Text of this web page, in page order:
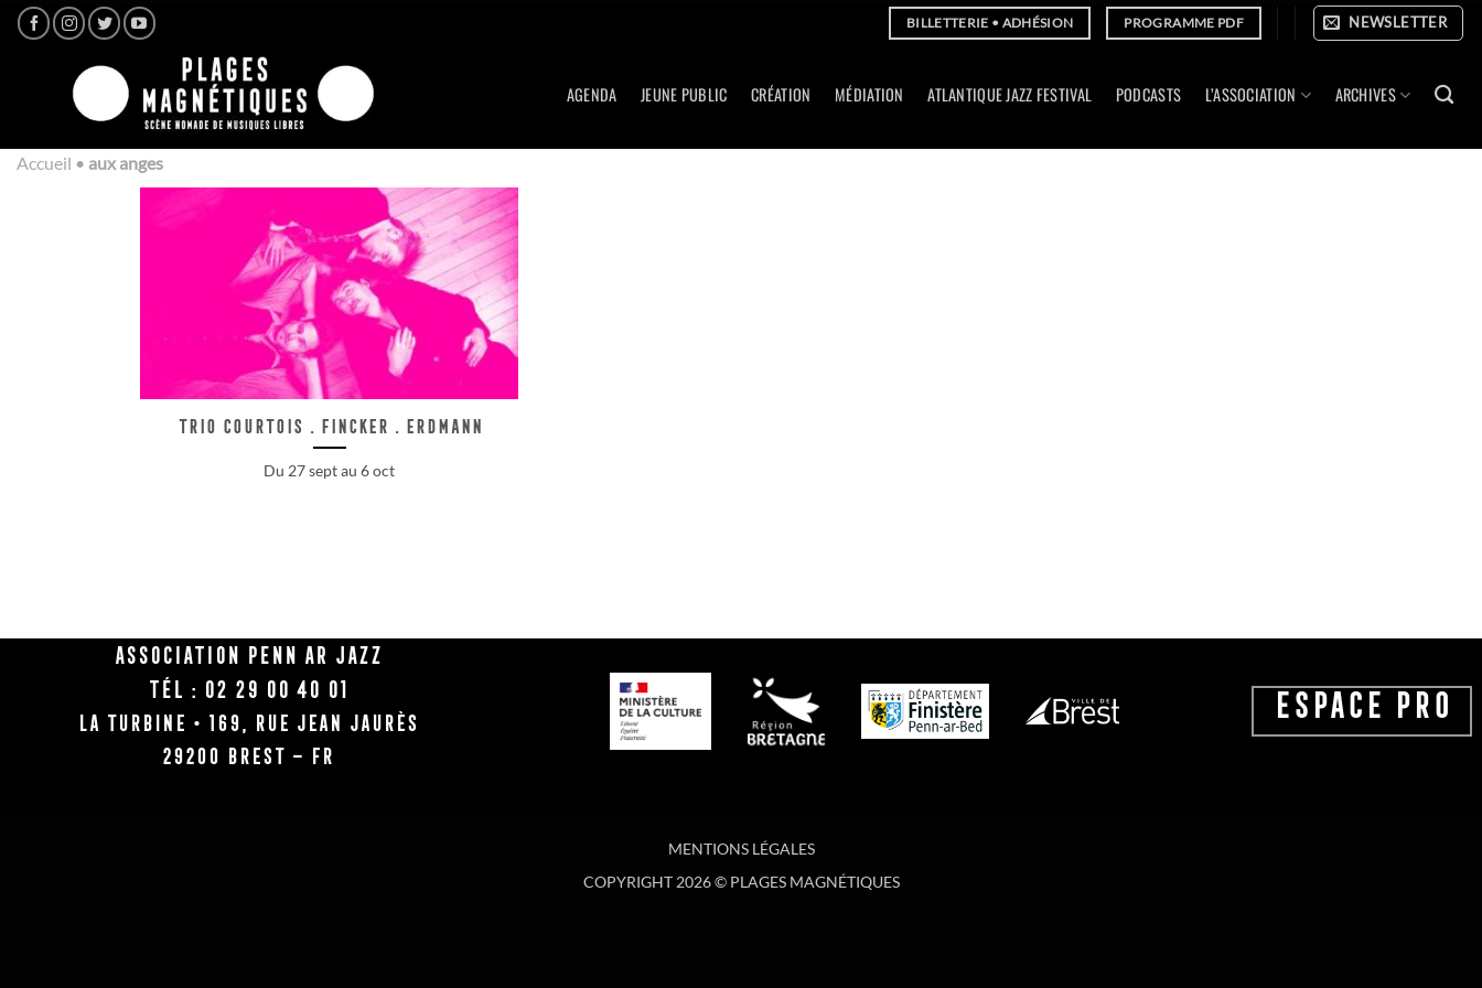
Passer
BILLETTERIE • ADHÉSION PROGRAMME PDF NEWSLETTER
AGENDA JEUNE PUBLIC CRÉATION MÉDIATION ATLANTIQUE JAZZ FESTIVAL PODCASTS L’ASSOCIATION ARCHIVES
Accueil • aux anges
Trio Courtois . Fincker . Erdmann
Du 27 sept au 6 oct
Association Penn Ar Jazz
Tél : 02 29 00 40 01
La Turbine • 169, rue Jean Jaurès
29200 BREST – FR
ESPACE PRO
MENTIONS LÉGALES
COPYRIGHT 2026 © PLAGES MAGNÉTIQUES